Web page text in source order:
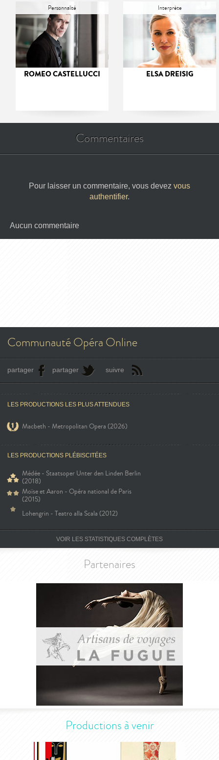
Personnalité
ROMEO CASTELLUCCI
Interprète
ELSA DREISIG
Commentaires
Pour laisser un commentaire, vous devez vous
authentifier.
Aucun commentaire
Communauté Opéra Online
partager partager suivre
LES PRODUCTIONS LES PLUS ATTENDUES
Macbeth - Metropolitan Opera (2026)
LES PRODUCTIONS PLÉBISCITÉES
Médée - Staatsoper Unter den Linden Berlin
(2018)
Moïse et Aaron - Opéra national de Paris
(2015)
Lohengrin - Teatro alla Scala (2012)
VOIR LES STATISTIQUES COMPLÈTES
Partenaires
Productions à venir